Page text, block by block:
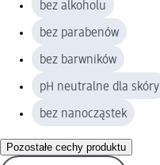
bez alkoholu
bez parabenów
bez barwników
pH neutralne dla skóry
bez nanocząstek
Pozostałe cechy produktu